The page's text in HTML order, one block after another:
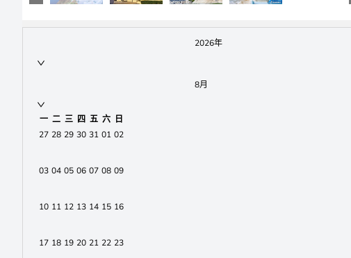
预览
2026年
8月
一 二 三 四 五 六 日
27 28 29 30 31 01 02
03 04 05 06 07 08 09
10 11 12 13 14 15 16
17 18 19 20 21 22 23